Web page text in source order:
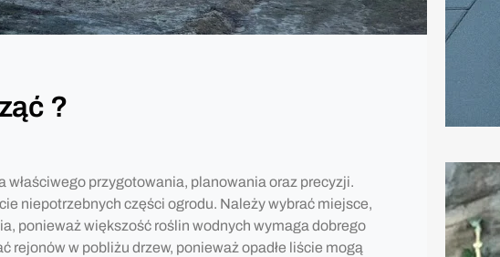
?
przygotowania, planowania oraz precyzji.
niepotrzebnych części ogrodu. Należy wybrać miejsce,
ponieważ większość roślin wodnych wymaga dobrego
rejonów w pobliżu drzew, ponieważ opadłe liście mogą